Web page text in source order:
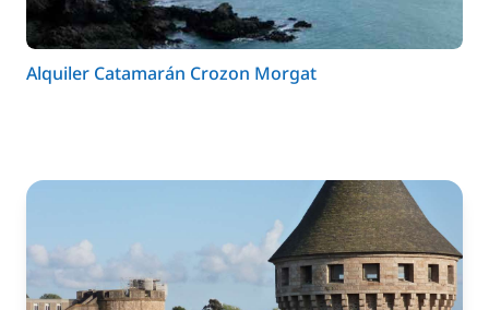
Alquiler Catamarán Crozon Morgat